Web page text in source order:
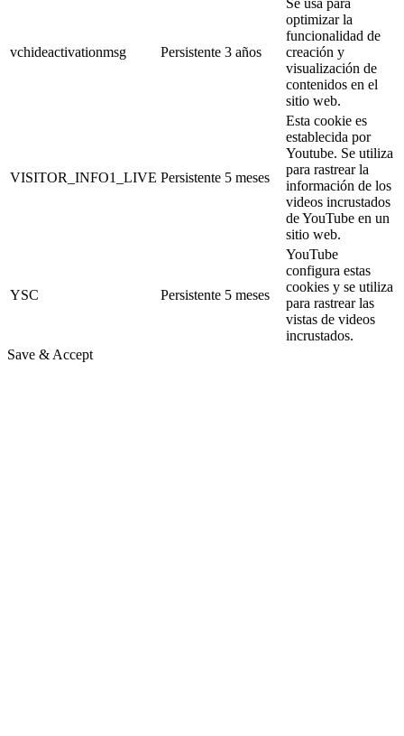
vchideactivationmsg Persistente 3 años
Se usa para
optimizar la
funcionalidad de
creación y
visualización de
contenidos en el
sitio web.
VISITOR_INFO1_LIVE Persistente 5 meses
Esta cookie es
establecida por
Youtube. Se utiliza
para rastrear la
información de los
videos incrustados
de YouTube en un
sitio web.
YSC Persistente 5 meses
YouTube
configura estas
cookies y se utiliza
para rastrear las
vistas de videos
incrustados.
Save & Accept